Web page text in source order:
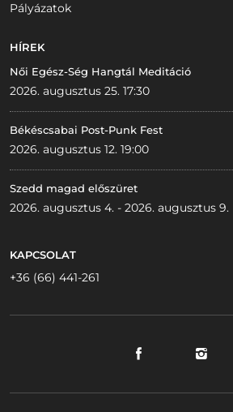
Pályázatok
HÍREK
Női Egész-Ség Hangtál Meditáció
2026. augusztus 25. 17:30
Békéscsabai Post-Punk Fest
2026. augusztus 12. 19:00
Szedd magad előszüret
2026. augusztus 4. - 2026. augusztus 9.
KAPCSOLAT
+36 (66) 441-261